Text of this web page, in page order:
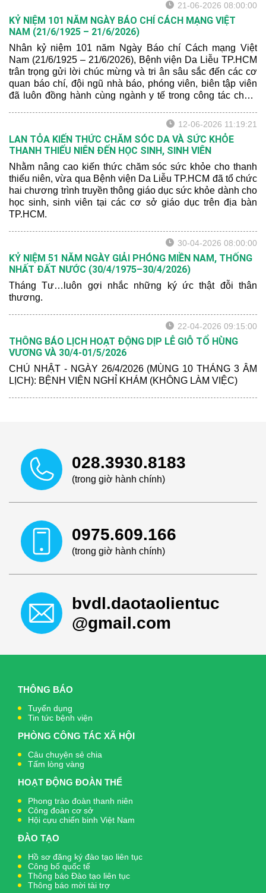
21-06-2026 08:00:00
KỶ NIỆM 101 NĂM NGÀY BÁO CHÍ CÁCH MẠNG VIỆT
NAM (21/6/1925 – 21/6/2026)
Nhân kỷ niệm 101 năm Ngày Báo chí Cách mạng Việt
Nam (21/6/1925 – 21/6/2026), Bệnh viện Da Liễu TP.HCM
trân trọng gửi lời chúc mừng và tri ân sâu sắc đến các cơ
quan báo chí, đội ngũ nhà báo, phóng viên, biên tập viên
đã luôn đồng hành cùng ngành y tế trong công tác chăm
12-06-2026 11:19:21
LAN TỎA KIẾN THỨC CHĂM SÓC DA VÀ SỨC KHỎE
THANH THIẾU NIÊN ĐẾN HỌC SINH, SINH VIÊN
Nhằm nâng cao kiến thức chăm sóc sức khỏe cho thanh
thiếu niên, vừa qua Bệnh viện Da Liễu TP.HCM đã tổ chức
hai chương trình truyền thông giáo dục sức khỏe dành cho
học sinh, sinh viên tại các cơ sở giáo dục trên địa bàn
TP.HCM.
30-04-2026 08:00:00
KỶ NIỆM 51 NĂM NGÀY GIẢI PHÓNG MIỀN NAM, THỐNG
NHẤT ĐẤT NƯỚC (30/4/1975–30/4/2026)
Tháng Tư…luôn gợi nhắc những ký ức thật đỗi thân
thương.
22-04-2026 09:15:00
THÔNG BÁO LỊCH HOẠT ĐỘNG DỊP LỄ GIỖ TỔ HÙNG
VƯƠNG VÀ 30/4-01/5/2026
CHỦ NHẬT - NGÀY 26/4/2026 (MÙNG 10 THÁNG 3 ÂM
LỊCH): BỆNH VIỆN NGHỈ KHÁM (KHÔNG LÀM VIỆC)
028.3930.8183
(trong giờ hành chính)
0975.609.166
(trong giờ hành chính)
bvdl.daotaolientuc
@gmail.com
THÔNG BÁO
Tuyển dụng
Tin tức bệnh viện
PHÒNG CÔNG TÁC XÃ HỘI
Câu chuyện sẻ chia
Tấm lòng vàng
HOẠT ĐỘNG ĐOÀN THỂ
Phong trào đoàn thanh niên
Công đoàn cơ sở
Hội cựu chiến binh Việt Nam
ĐÀO TẠO
Hồ sơ đăng ký đào tạo liên tục
Công bố quốc tế
Thông báo Đào tạo liên tục
Thông báo mời tài trợ